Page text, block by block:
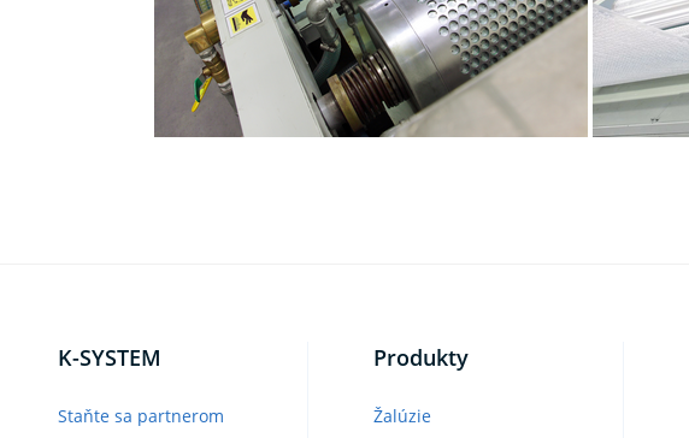
K-SYSTEM
Staňte sa partnerom
Produkty
Žalúzie